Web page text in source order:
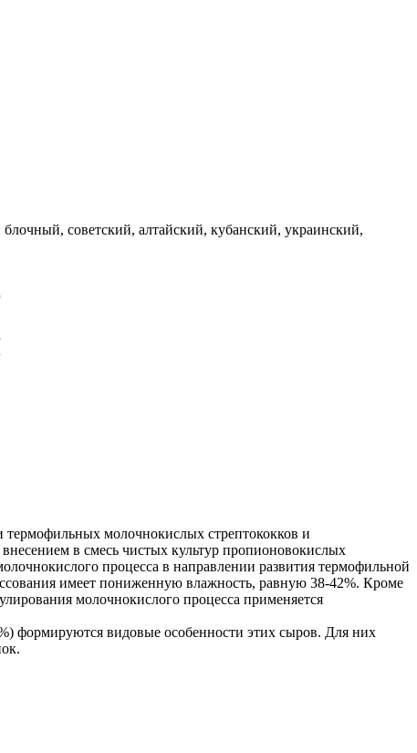
советский, алтайский, кубанский, украинский,
термофильных молочнокислых стрептококков и
в смесь чистых культур пропионовокислых
процесса в направлении развития термофильной
имеет пониженную влажность, равную 38-42%. Кроме
молочнокислого процесса применяется
формируются видовые особенности этих сыров. Для них